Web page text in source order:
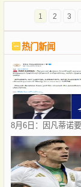
1 2 3
热门新闻